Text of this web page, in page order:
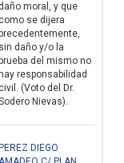
daño moral, y que
como se dijera
sin daño y/o la
del mismo no
hay responsabilidad
civil. (Voto del Dr.
Nievas).
PEREZ DIEGO